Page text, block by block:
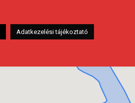
Adatkezelési tájékoztató